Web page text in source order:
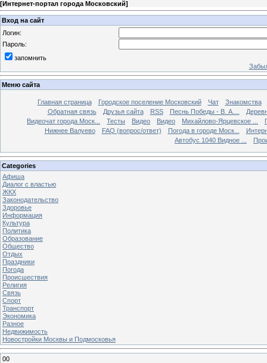
[Интернет-портал города Московский]
Вход на сайт
Логин:
Пароль:
запомнить
Меню сайта
Главная страница Городское поселение Московский Чат
Знакомства
Обратная связь
Друзья сайта RSS Песнь Победы - В. А....
Видеочат города Моск...
Тесты Видео Видео Михайлово-Ярцевское ...
Нижнее Валуево
FAQ (вопрос/ответ) Погода в городе Моск...
Автобус 1040 Видное ...
Categories
Афиша
Диалог с властью
ЖКХ
Законодательство
Здоровье
Информация
Культура
Политика
Образование
Общество
Отдых
Праздники
Погода
Происшествия
Религия
Связь
Спорт
Транспорт
Экономика
Разное
Недвижимость
Новостройки Москвы и Подмосковья
00